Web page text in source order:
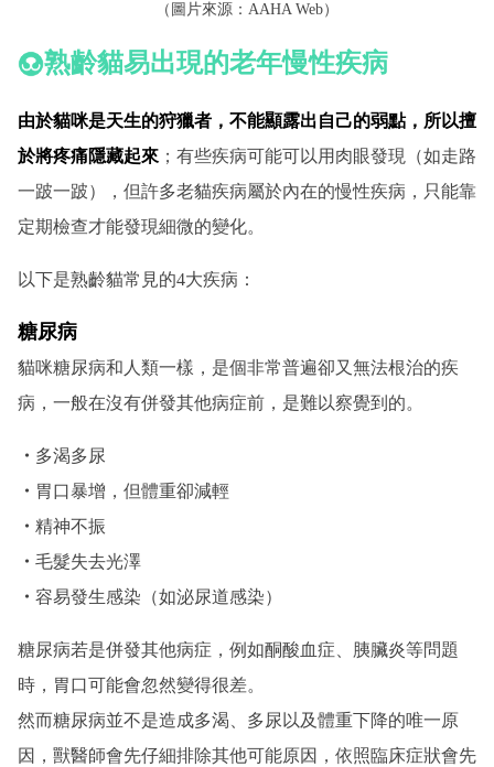
（圖片來源： AAHA Web）
熟齡貓易出現的老年慢性疾病
由於貓咪是天生的狩獵者，不能顯露出自己的弱點，所以擅
於將疼痛隱藏起來 ；有些疾病可能可以用肉眼發現（如走路
一跛一跛），但許多老貓疾病屬於內在的慢性疾病，只能靠
定期檢查才能發現細微的變化。
以下是熟齡貓常見的4大疾病：
糖尿病
貓咪糖尿病和人類一樣，是個非常普遍卻又無法根治的疾
病，一般在沒有併發其他病症前，是難以察覺到的。
・ 多渴多尿
・ 胃口暴增，但體重卻減輕
・ 精神不振
・ 毛髮失去光澤
・ 容易發生感染（如泌尿道感染）
糖尿病若是併發其他病症，例如酮酸血症、胰臟炎等問題
時，胃口可能會忽然變得很差。
然而糖尿病並不是造成多渴、多尿以及體重下降的唯一原
因，獸醫師會先仔細排除其他可能原因，依照臨床症狀會先